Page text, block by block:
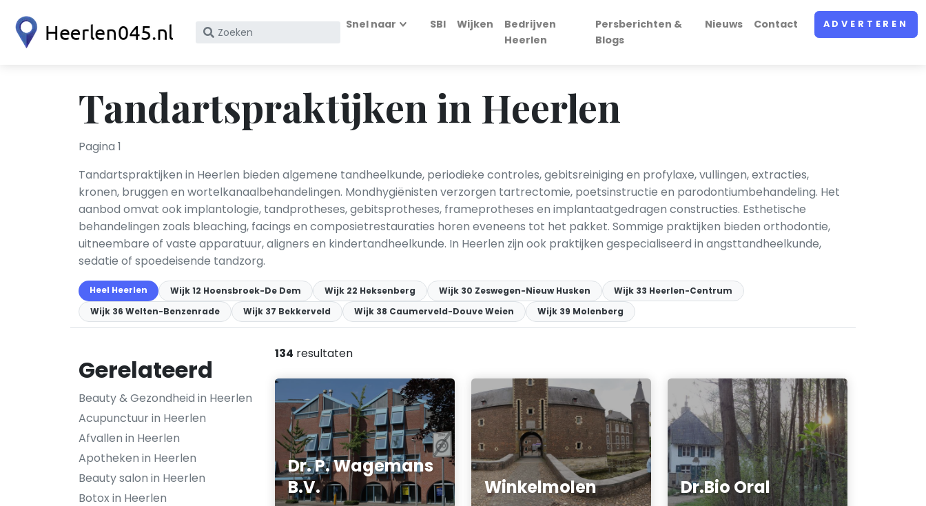
Zoek
KvK
nummer
Snel naar SBI Wijken
Bedrijven
Heerlen
Persberichten &
Blogs
Nieuws Contact ADVERTEREN
Tandartspraktijken in Heerlen
Pagina 1
Tandartspraktijken in Heerlen bieden algemene tandheelkunde, periodieke controles, gebitsreiniging en profylaxe, vullingen, extracties,
kronen, bruggen en wortelkanaalbehandelingen. Mondhygiënisten verzorgen tartrectomie, poetsinstructie en parodontiumbehandeling. Het
aanbod omvat ook implantologie, tandprotheses, gebitsprotheses, frameprotheses en implantaatgedragen constructies. Esthetische
behandelingen zoals bleaching, facings en composietrestauraties horen eveneens tot het pakket. Sommige praktijken bieden orthodontie,
uitneembare of vaste apparatuur, aligners en kindertandheelkunde. In Heerlen zijn ook praktijken gespecialiseerd in angsttandheelkunde,
sedatie of spoedeisende tandzorg.
Heel Heerlen Wijk 12 Hoensbroek-De Dem Wijk 22 Heksenberg Wijk 30 Zeswegen-Nieuw Husken
Wijk 33 Heerlen-Centrum
Wijk 36 Welten-Benzenrade
Wijk 37 Bekkerveld Wijk 38 Caumerveld-Douve Weien Wijk 39 Molenberg
Gerelateerd
Beauty & Gezondheid in Heerlen
Acupunctuur in Heerlen
Afvallen in Heerlen
Apotheken in Heerlen
Beauty salon in Heerlen
Botox in Heerlen
134 resultaten
Dr. P. Wagemans
B.V.
Winkelmolen Dr.Bio Oral